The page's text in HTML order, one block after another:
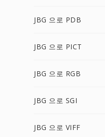
JBG 으로 PDB
JBG 으로 PICT
JBG 으로 RGB
JBG 으로 SGI
JBG 으로 VIFF